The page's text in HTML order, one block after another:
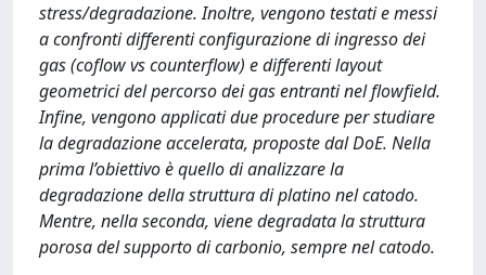
stress/degradazione. Inoltre, vengono testati e messi
a confronti differenti configurazione di ingresso dei
gas (coflow vs counterflow) e differenti layout
geometrici del percorso dei gas entranti nel flowfield.
Infine, vengono applicati due procedure per studiare
la degradazione accelerata, proposte dal DoE. Nella
prima l’obiettivo è quello di analizzare la
degradazione della struttura di platino nel catodo.
Mentre, nella seconda, viene degradata la struttura
porosa del supporto di carbonio, sempre nel catodo.